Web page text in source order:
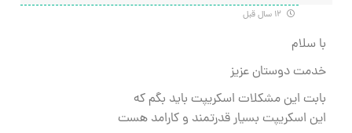
با سلام
خدمت دوستان عزیز
بابت این مشکلات اسکریپت باید بگم که
این اسکریپت بسیار قدرتمند و کارامد هست